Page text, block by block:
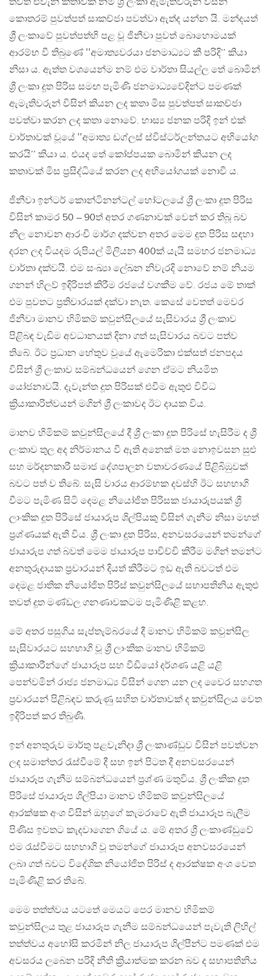
කොතරම් පුවත්පත් සාකච්ජා පවත්වා ඇත්ද යන්න යි. මන්දයත්
ශ්‍රී ලංකාවේ පුවත්පත්හි පළ වූ ජිනීවා පුවත් බොහොමයක්
ආරම්භ වී තිබුණේ ‛‛අමාත්‍යවරයා ජනමාධ්‍යට කී පරිදි’’ කියා
නිසා ය. ඇත්ත වශයෙන්ම නම් එම වාර්තා සියල්ල තේ බොමින්
ශ්‍රී ලංකා දූත පිරිස සමඟ පැමිණි ජනමාධ්‍යවේදින්ට පමණක්
ඇමැතිවරුන් විසින් කියන ලද කතා මිස පුවත්පත් සාකච්ජා
පවත්වා කරන ලද කතා නොවේ. හාස්‍ය ජනක පරිදි ඉන් එක්
වාර්තාවක් වූයේ ‛‛අමාත්‍ය ඩග්ලස් ස්විස්ටර්ලන්තයට අභියෝග
කරයි’’ කියා ය. එයද තේ කෝප්පයක බොමින් කියන ලද
කතාවක් මිස ප්‍රසිද්ධියේ කරන ලද අභියෝගයක් නොවී ය.
ජිනීවා ඉන්ටර් කොන්ටිනන්ටල් හෝටලයේ ශ්‍රී ලංකා දූත පිරිස
විසින් කාමර 50 – 90ත් අතර ගණනාවක් වෙන් කර තිබූ බව
නිල නොවන ආරංචි මාර්ග දක්වන අතර මෙම දූත පිරිස සඳහා
දරන ලද වියදම රුපියල් මිලියන 400ක් යැයි සමහර ජනමාධ්‍ය
වාර්තා දක්වයි. එම සංඛ්‍යා ලේඛන නිවැරදි නොවේ නම් නියම
ගනන් හිලව් ඉදිරිපත් කිරීම රජයේ වගකීම වේ. රජය මේ තාක්
එම පුවතට ප්‍රතිචාරයක් දක්වා නැත. කෙසේ වෙතත් මෙවර
ජිනීවා මානව හිමිකම් කවුන්සිලයේ සැසිවාරය ශ්‍රී ලංකාව
පිළිබඳ වැඩිම අවධානයක් දිනා ගත් සැසිවාරය බවට පත්ව
තිබේ. ඊට ප්‍රධාන හේතුව වූයේ ඇමෙරිකා එක්සත් ජනපදය
විසින් ශ්‍රී ලංකාව සම්බන්ධයෙන් ගෙන ඒමට නියමිත
යෝජනාවයි. දැවැන්ත දූත පිරිසක් එවීම ඇතුළු විවිධ
ක්‍රියාකාරිත්වයන් මගින් ශ්‍රී ලංකාවද ඊට දායක විය.
මානව හිමිකම් කවුන්සිලයේ දී ශ්‍රී ලංකා දූත පිරිසේ හැසිරීම ද ශ්‍රී
ලංකාව තුල අද නිර්මානය වී ඇති අනෙක් මත නොඉවසන සුළු
සහ මර්දනකාරී සමාජ දේශපාලන වතාවරණයේ පිළිබිඹුවක්
බවට පත් ව තිබේ. සැසි වාරය ආරම්භක දවස්හි ඊට සහභාගි
වීමට පැමිණ සිටි දෙමළ නියෝජිත පිරිසක ජායාරුපයක් ශ්‍රී
ලාංකික දූත පිරිසේ ජායාරුප ශිල්පියකු විසින් ගැනීම නිසා මහත්
ප්‍රශ්ණයක් ඇති විය. ශ්‍රී ලංකා දූත පිරිස, අනවසරයෙන් තමන්ගේ
ජායාරුප ගත් බවත් මෙම ජායාරූප පාවිච්චි කිරීම මගින් තමන්ට
අනතුරුදායක ප්‍රචාරයන් දියත් කිරීමට ඉඩ ඇති බවටත් එම
දෙමළ ජාතික නියෝජිත පිරිස් කවුන්සිලයේ සභාපතිනිය ඇතුළු
තවත් දූත මණ්ඩල ගනණාවකටම පැමිණිළි කළහ.
මේ අතර පසුගිය සැප්තැම්බරයේ දී මානව හිමිකම් කවුන්සිල
සැසිවාරයට සහභාගි වූ ශ්‍රී ලාංකික මානව හිමිකම්
ක්‍රියාකාරීන්ගේ ජායාරූප සහ වීඩියෝ දර්ශණ යළි යළි
පෙන්වමින් රාජ්‍ය ජනමාධ්‍ය විසින් ගෙන යන ලද වෛර සහගත
ප්‍රචාරයන් පිළිබඳව කරුණු සහිත වාර්තාවක් ද කවුන්සිලය වෙත
ඉදිරිපත් කර තිබුණි.
ඉන් අනතුරුව මාර්තු පළවැනිදා ශ්‍රී ලංකාණ්ඩුව විසින් පවත්වන
ලද සමාන්තර රැස්වීමේ දී සහ ඉන් පිටත දී අනවසරයෙන්
ජායාරූප ගැනීම සම්බන්ධයෙන් ප්‍රශ්ණ මතුවිය. ශ්‍රී ලංකික දූත
පිරිසේ ජායාරූප ශිල්පියා මානව හිමිකම් කවුන්සිලයේ
ආරක්ෂක අංශ විසින් ඔහුගේ කැමරාවේ ඇති ජායාරූප බැලීම
පිණිස ඉවතට කැදවාගෙන ගියේ ය. මේ අතර ශ්‍රී ලංකාණ්ඩුවේ
එම රැස්වීමට සහභාගි වූ තමන්ගේ ජායාරූප අනවසරයෙන්
ලබා ගත් බවට විදේශික නියෝජිත පිරිස් ද ආරක්ෂක අංශ වෙත
පැමිණිළි කර තිබේ.
මෙම තත්ත්වය යටතේ මෙයට පෙර මානව හිමිකම්
කවුන්සිලය තුළ ජායාරූප ගැනීම සම්බන්ධයෙන් පැවැති ලිහිල්
තත්ත්වය අහෝසි කරමින් නිල ජායාරුප ශිල්පීන්ට පමණක් එම
අවසරය ලබෙන පරිදි නීති ක්‍රියාත්මක කරන බව ද සභාපතිනිය